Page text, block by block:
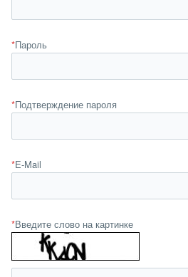
*Пароль
*Подтверждение пароля
*E-Mail
*Введите слово на картинке